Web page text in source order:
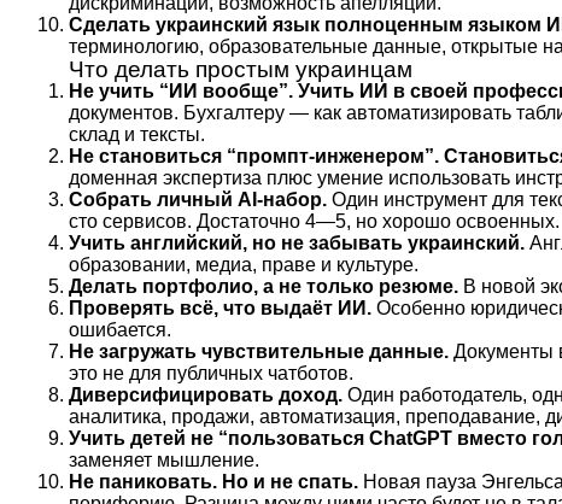
Сделать украинский язык полноценным языком
терминологию, образовательные данные, открытые
Что делать простым украинцам
Не учить “ИИ вообще”. Учить ИИ в своей
документов. Бухгалтеру — как автоматизировать
склад и тексты.
Не становиться “промпт-инженером”.
доменная экспертиза плюс умение использовать
Собрать личный AI-набор.Один инструмент для
сто сервисов. Достаточно 4—5, но хорошо освоенных.
Учить английский, но не забывать украинский.
образовании, медиа, праве и культуре.
Делать портфолио, а не только резюме.В новой
Проверять всё, что выдаёт ИИ.Особенно
ошибается.
Не загружать чувствительные данные.Документы
это не для публичных чатботов.
Диверсифицировать доход.Один работодатель,
аналитика, продажи, автоматизация, преподавание,
Учить детей не “пользоваться ChatGPT вместо
заменяет мышление.
Не паниковать. Но и не спать.Новая пауза